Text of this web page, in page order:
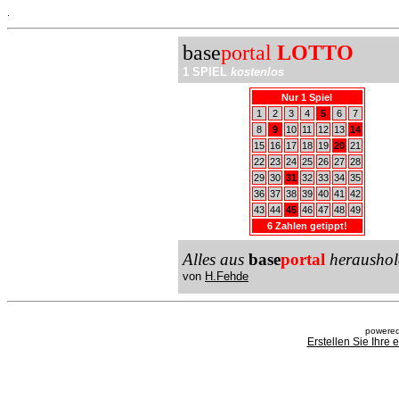
baseportal LOTTO
1 SPIEL kostenlos
Nur 1 Spiel
1
2 3 4 5 6
7
8
9 10 11 12 13 14
15
16 17 18 19 20 21
22 23 24 25 26 27 28
29 30 31 32 33 34 35
36 37 38 39 40 41
42
43 44 45 46 47 48 49
6 Zahlen getippt!
Alles aus baseportal
von H.Fehde
Erstellen Sie Ihre